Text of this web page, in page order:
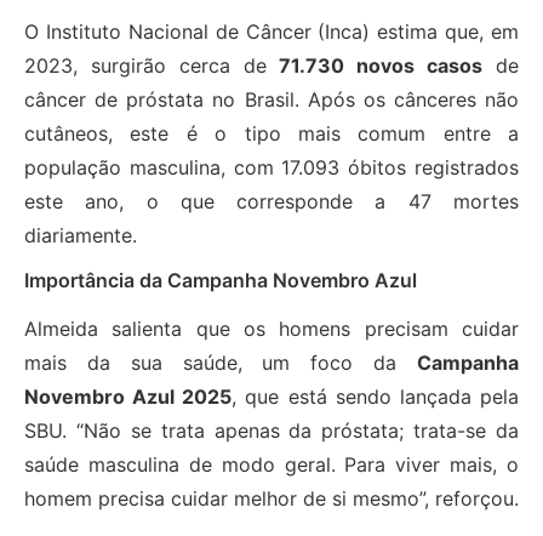
O Instituto Nacional de Câncer (Inca) estima que, em
2023, surgirão cerca de71.730 novos casos de
câncer de próstata no Brasil. Após os cânceres não
cutâneos, este é o tipo mais comum entre a
população masculina, com 17.093 óbitos registrados
este ano, o que corresponde a 47 mortes
diariamente.
Importância da Campanha Novembro Azul
Almeida salienta que os homens precisam cuidar
mais da sua saúde, um foco da Campanha
Novembro Azul 2025, que está sendo lançada pela
SBU. “Não se trata apenas da próstata; trata-se da
saúde masculina de modo geral. Para viver mais, o
homem precisa cuidar melhor de si mesmo”, reforçou.